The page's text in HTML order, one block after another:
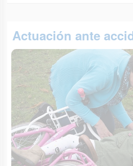
Actuación ante